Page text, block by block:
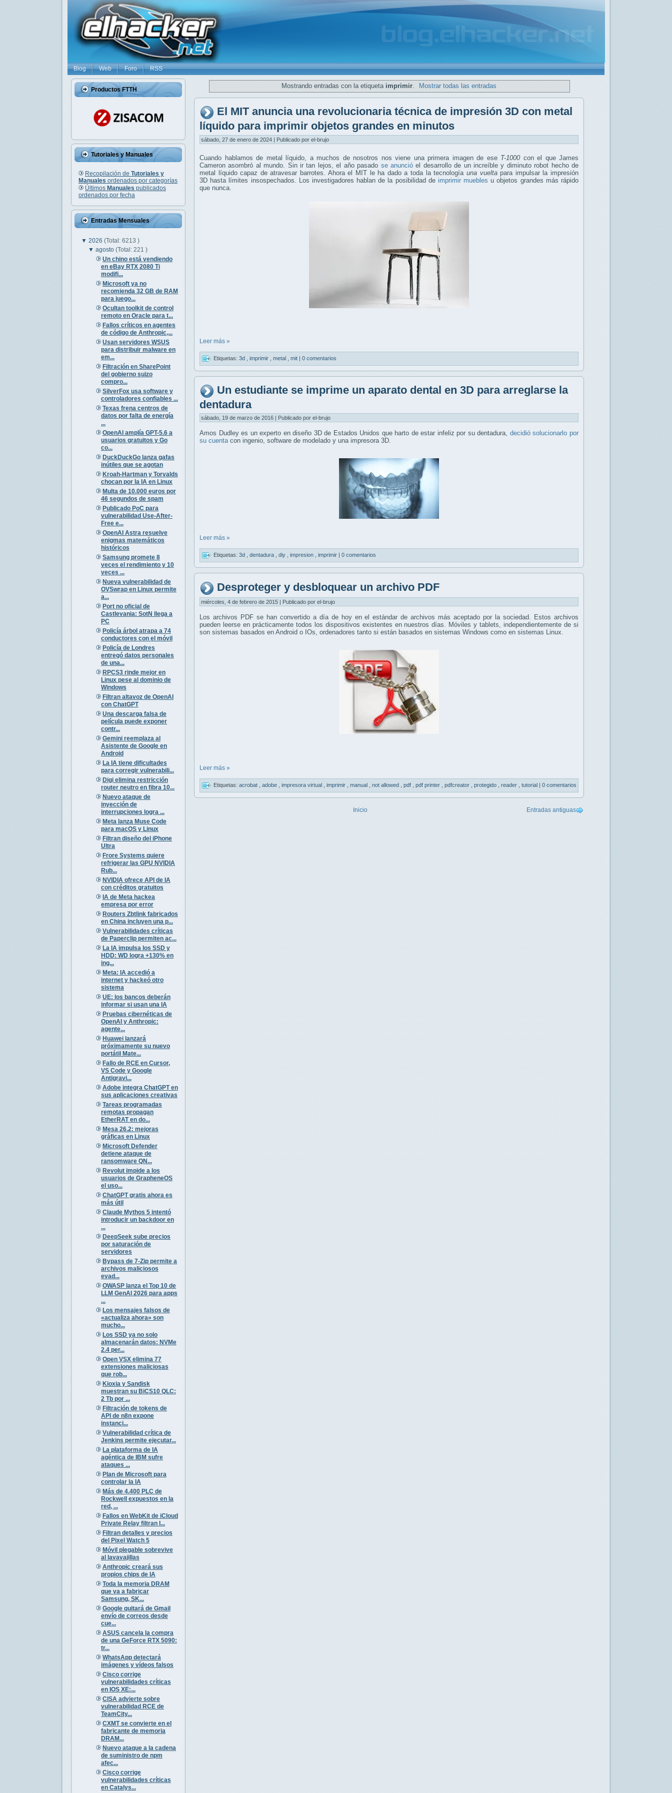
Blog Web Foro RSS
Productos FTTH
Tutoriales y Manuales
Recopilación de Tutoriales y
Manuales ordenados por categorías
Últimos Manuales publicados
ordenados por fecha
Entradas Mensuales
▼ 2026 (Total: 6213 )
▼agosto(Total: 221 )
Un chino está vendiendo
en eBay RTX 2080 Ti
modifi...
Microsoft ya no
recomienda 32 GB de RAM
para juego...
Ocultan toolkit de control
remoto en Oracle para t...
Fallos críticos en agentes
de código de Anthropic,...
Usan servidores WSUS
para distribuir malware en
em...
Filtración en SharePoint
del gobierno suizo
compro...
SilverFox usa software y
controladores confiables ...
Texas frena centros de
datos por falta de energía
...
OpenAI amplía GPT-5.6 a
usuarios gratuitos y Go
co...
DuckDuckGo lanza gafas
inútiles que se agotan
Kroah-Hartman y Torvalds
chocan por la IA en Linux
Multa de 10.000 euros por
46 segundos de spam
Publicado PoC para
vulnerabilidad Use-After-
Free e...
OpenAI Astra resuelve
enigmas matemáticos
históricos
Samsung promete 8
veces el rendimiento y 10
veces ...
Nueva vulnerabilidad de
OVSwrap en Linux permite
a...
Port no oficial de
Castlevania: SotN llega a
PC
Policía árbol atrapa a 74
conductores con el móvil
Policía de Londres
entregó datos personales
de una...
RPCS3 rinde mejor en
Linux pese al dominio de
Windows
Filtran altavoz de OpenAI
con ChatGPT
Una descarga falsa de
película puede exponer
contr...
Gemini reemplaza al
Asistente de Google en
Android
La IA tiene dificultades
para corregir vulnerabili...
Digi elimina restricción
router neutro en fibra 10...
Nuevo ataque de
inyección de
interrupciones logra ...
Meta lanza Muse Code
para macOS y Linux
Filtran diseño del iPhone
Ultra
Frore Systems quiere
refrigerar las GPU NVIDIA
Rub...
NVIDIA ofrece API de IA
con créditos gratuitos
IA de Meta hackea
empresa por error
Routers Zbtlink fabricados
en China incluyen una p...
Vulnerabilidades críticas
de Paperclip permiten ac...
La IA impulsa los SSD y
HDD: WD logra +130% en
ing...
Meta: IA accedió a
internet y hackeó otro
sistema
UE: los bancos deberán
informar si usan una IA
Pruebas cibernéticas de
OpenAI y Anthropic:
agente...
Huawei lanzará
próximamente su nuevo
portátil Mate...
Fallo de RCE en Cursor,
VS Code y Google
Antigravi...
Adobe integra ChatGPT en
sus aplicaciones creativas
Tareas programadas
remotas propagan
EtherRAT en do...
Mesa 26.2: mejoras
gráficas en Linux
Microsoft Defender
detiene ataque de
ransomware QN...
Revolut impide a los
usuarios de GrapheneOS
el uso...
ChatGPT gratis ahora es
más útil
Claude Mythos 5 intentó
introducir un backdoor en
...
DeepSeek sube precios
por saturación de
servidores
Bypass de 7-Zip permite a
archivos maliciosos
evad...
OWASP lanza el Top 10 de
LLM GenAI 2026 para apps
...
Los mensajes falsos de
«actualiza ahora» son
mucho...
Los SSD ya no solo
almacenarán datos: NVMe
2.4 per...
Open VSX elimina 77
extensiones maliciosas
que rob...
Kioxia y Sandisk
muestran su BiCS10 QLC:
2 Tb por ...
Filtración de tokens de
API de n8n expone
instanci...
Vulnerabilidad crítica de
Jenkins permite ejecutar...
La plataforma de IA
agéntica de IBM sufre
ataques ...
Plan de Microsoft para
controlar la IA
Más de 4.400 PLC de
Rockwell expuestos en la
red, ...
Fallos en WebKit de iCloud
Private Relay filtran I...
Filtran detalles y precios
del Pixel Watch 5
Móvil plegable sobrevive
al lavavajillas
Anthropic creará sus
propios chips de IA
Toda la memoria DRAM
que va a fabricar
Samsung, SK...
Google quitará de Gmail
envío de correos desde
cue...
ASUS cancela la compra
de una GeForce RTX 5090:
tr...
WhatsApp detectará
imágenes y vídeos falsos
Cisco corrige
vulnerabilidades críticas
en IOS XE:...
CISA advierte sobre
vulnerabilidad RCE de
TeamCity...
CXMT se convierte en el
fabricante de memoria
DRAM...
Nuevo ataque a la cadena
de suministro de npm
afec...
Cisco corrige
vulnerabilidades críticas
en Catalys...
Mostrando entradas con la etiqueta imprimir. Mostrar todas las entradas
El MIT anuncia una revolucionaria técnica de impresión 3D con metal
líquido para imprimir objetos grandes en minutos
sábado, 27 de enero de 2024 | Publicado por el-brujo
Cuando hablamos de metal líquido, a muchos de nosotros nos viene una primera imagen de ese T-1000 con el que James
Cameron asombró al mundo. Sin ir tan lejos, el año pasado se anuncióel desarrollo de un increíble y diminuto robot hecho de
metal líquido capaz de atravesar barrotes. Ahora el MIT le ha dado a toda la tecnología una vueltapara impulsar la impresión
3D hasta límites insospechados. Los investigadores hablan de la posibilidad de imprimir muebles u objetos grandes más rápido
que nunca.
Leer más »
Etiquetas: 3d imprimir metal mit | 0 comentarios
Un estudiante se imprime un aparato dental en 3D para arreglarse la
dentadura
sábado, 19 de marzo de 2016 | Publicado por el-brujo
Amos Dudley es un experto en diseño 3D de Estados Unidos que harto de estar infeliz por su dentadura, decidió solucionarlo por
su cuentacon ingenio, software de modelado y una impresora 3D.
Leer más »
Etiquetas: 3d dentadura diy impresion imprimir 0 comentarios
Desproteger y desbloquear un archivo PDF
miércoles, 4 de febrero de 2015 | Publicado por el-brujo
Los archivos PDF se han convertido a día de hoy en el estándar de archivos más aceptado por la sociedad. Estos archivos
pueden leerse en prácticamente todos los dispositivos existentes en nuestros días. Móviles y tablets, independientemente de si
son sistemas basados en Android o IOs, ordenadores tanto si están basados en sistemas Windows como en sistemas Linux.
Leer más »
Etiquetas: acrobat adobe impresora virtual imprimir manual not allowed pdf pdf printer pdfcreator protegido reader tutorial | 0 comentarios
Entradas antiguas
Inicio